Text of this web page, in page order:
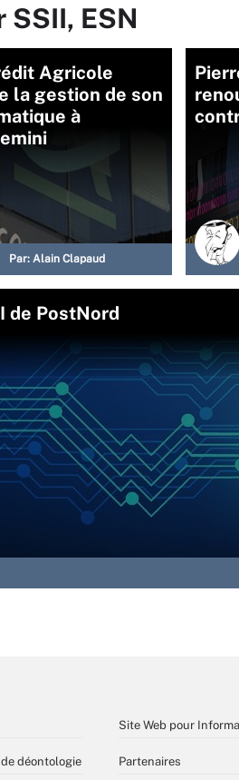
ESN
Agricole
la gestion de son
à
Par: Alain Clapaud
de PostNord
déontologie
Site Web pour
Partenaires